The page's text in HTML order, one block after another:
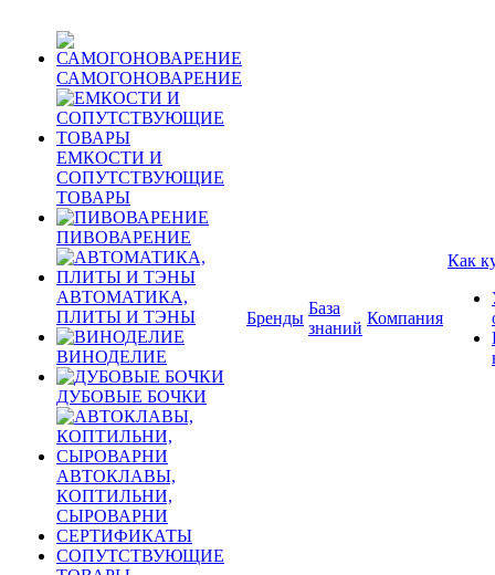
САМОГОНОВАРЕНИЕ
ЕМКОСТИ И
СОПУТСТВУЮЩИЕ
ТОВАРЫ
ПИВОВАРЕНИЕ
АВТОМАТИКА,
ПЛИТЫ И ТЭНЫ
ВИНОДЕЛИЕ
ДУБОВЫЕ БОЧКИ
АВТОКЛАВЫ,
КОПТИЛЬНИ,
СЫРОВАРНИ
СЕРТИФИКАТЫ
СОПУТСТВУЮЩИЕ
Бренды
База
знаний
Компания
Как